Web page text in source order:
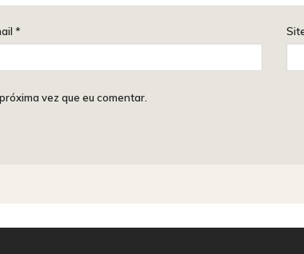
*
vez que eu comentar.